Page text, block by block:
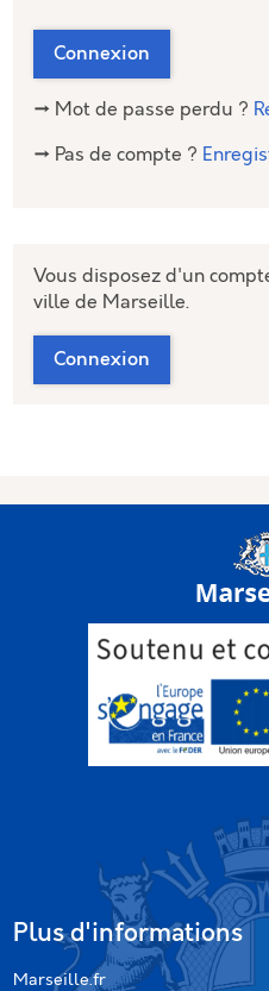
Connexion
→ Mot de passe perdu ?
→ Pas de compte ?
Vous disposez d'un
ville de Marseille.
Connexion
Plus d'informations
Marseille.fr